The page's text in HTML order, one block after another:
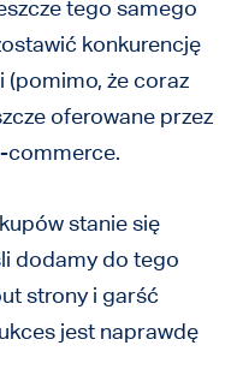
tego samego
konkurencję
(pomimo, że coraz
oferowane przez
commerce.
stanie się
dodamy do tego
strony i garść
jest naprawdę